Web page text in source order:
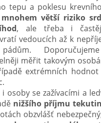
tepu a poklesu
mnohem větší riziko
, ale třeba i
vedoucích až k
pádům.
měřit takovým
extrémních hodnot
i osoby se zažívacími a
nižšího příjmu tekutin
obzvlášť